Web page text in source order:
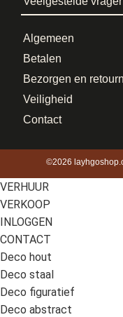
Algemeen
Betalen
Bezorgen en
Veiligheid
Contact
©2026
VERHUUR
VERKOOP
INLOGGEN
CONTACT
Deco hout
Deco staal
Deco figuratief
Deco abstract